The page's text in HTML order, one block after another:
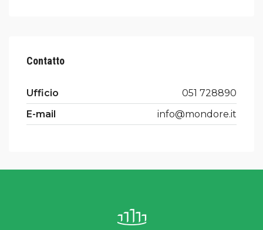
Contatto
Ufficio
051 728890
E-mail
info@mondore.it